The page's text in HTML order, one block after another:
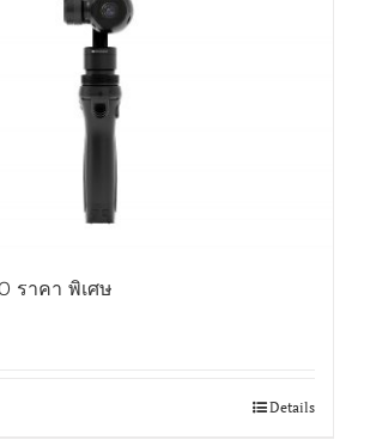
ราคา พิเศษ
Details